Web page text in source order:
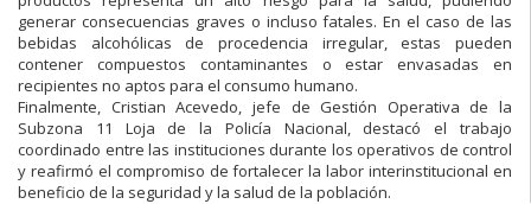
generar consecuencias graves o incluso fatales. En el caso de las
bebidas alcohólicas de procedencia irregular, estas pueden
contener compuestos contaminantes o estar envasadas en
recipientes no aptos para el consumo humano.
Finalmente, Cristian Acevedo, jefe de Gestión Operativa de la
Subzona 11 Loja de la Policía Nacional, destacó el trabajo
coordinado entre las instituciones durante los operativos de control
y reafirmó el compromiso de fortalecer la labor interinstitucional en
beneficio de la seguridad y la salud de la población.